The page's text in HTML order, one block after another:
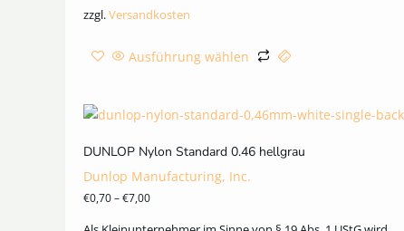
zzgl.Versandkosten
Ausführung wählen
DUNLOP Nylon Standard 0.46 hellgrau
Dunlop Manufacturing, Inc.
€0,70–€7,00